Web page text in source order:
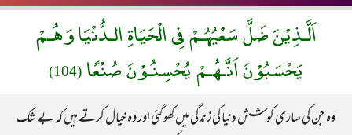
اَلَّـذِيْنَ ضَلَّ سَعْيُهُـمْ فِى الْحَيَاةِ الـدُّنْيَا وَهُـمْ
يَحْسَبُوْنَ اَنَّـهُـمْ يُحْسِنُـوْنَ صُنْعًا (104)
وہ جن کی ساری کوشش دنیا کی زندگی میں کھو گئی اور وہ خیال کرتے ہیں کہ بے شک